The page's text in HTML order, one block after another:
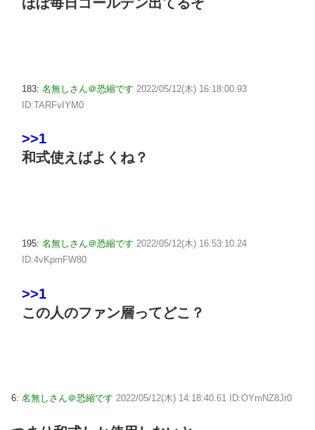
183: 名無しさん＠恐縮です 2022/05/12(木) 16:18:00.93
ID:TARFvIYM0
>>1
和式使えばよくね？
195: 名無しさん＠恐縮です 2022/05/12(木) 16:53:10.24
ID:4vKpmFW80
>>1
この人のファン層ってどこ？
6: 名無しさん＠恐縮です 2022/05/12(木) 14:18:40.61 ID:OYmNZ8Jr0